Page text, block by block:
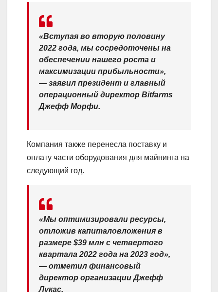
«Вступая во вторую половину
2022 года, мы сосредоточены на
обеспечении нашего роста и
максимизации прибыльности»,
— заявил президент и главный
операционный директор Bitfarms
Джефф Морфи.
Компания также перенесла поставку и
оплату части оборудования для майнинга на
следующий год.
«Мы оптимизировали ресурсы,
отложив капиталовложения в
размере $39 млн с четвертого
квартала 2022 года на 2023 год»,
— отметил финансовый
директор организации Джефф
Лукас.